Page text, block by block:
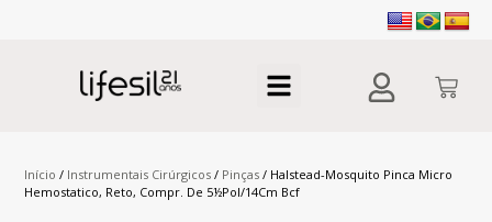
Início / Instrumentais Cirúrgicos / Pinças / Halstead-Mosquito Pinca Micro
Hemostatico, Reto, Compr. De 5½Pol/14Cm Bcf